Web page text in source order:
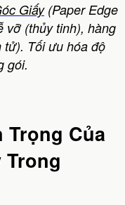
Giấy(Paper Edge
vỡ (thủy tinh), hàng
tử). Tối ưu hóa độ
gói.
Trọng Của
Trong